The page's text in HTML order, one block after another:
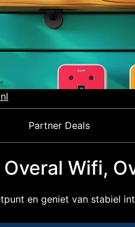
Partner Deals
Wifi,
en geniet van stabiel